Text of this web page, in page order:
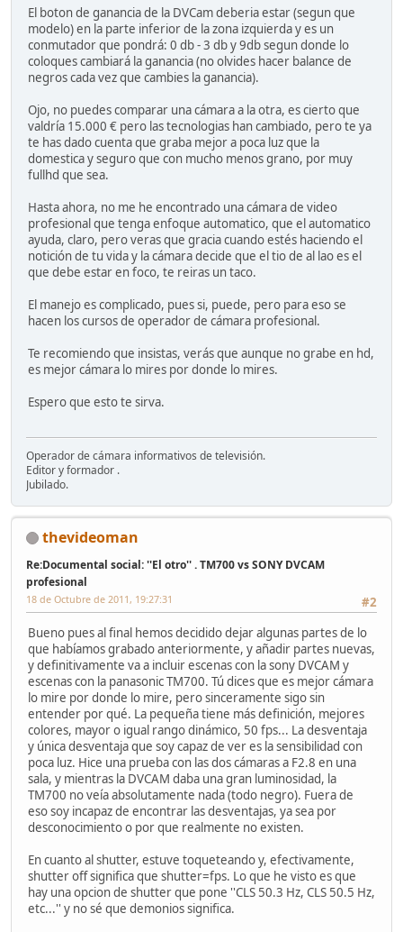
El boton de ganancia de la DVCam deberia estar (segun que
modelo) en la parte inferior de la zona izquierda y es un
conmutador que pondrá: 0 db - 3 db y 9db segun donde lo
coloques cambiará la ganancia (no olvides hacer balance de
negros cada vez que cambies la ganancia).
Ojo, no puedes comparar una cámara a la otra, es cierto que
valdría 15.000 € pero las tecnologias han cambiado, pero te ya
te has dado cuenta que graba mejor a poca luz que la
domestica y seguro que con mucho menos grano, por muy
fullhd que sea.
Hasta ahora, no me he encontrado una cámara de video
profesional que tenga enfoque automatico, que el automatico
ayuda, claro, pero veras que gracia cuando estés haciendo el
notición de tu vida y la cámara decide que el tio de al lao es el
que debe estar en foco, te reiras un taco.
El manejo es complicado, pues si, puede, pero para eso se
hacen los cursos de operador de cámara profesional.
Te recomiendo que insistas, verás que aunque no grabe en hd,
es mejor cámara lo mires por donde lo mires.
Espero que esto te sirva.
Operador de cámara informativos de televisión.
Editor y formador .
Jubilado.
thevideoman
Re:Documental social: ''El otro'' . TM700 vs SONY DVCAM
profesional
#2
18 de Octubre de 2011, 19:27:31
Bueno pues al final hemos decidido dejar algunas partes de lo
que habíamos grabado anteriormente, y añadir partes nuevas,
y definitivamente va a incluir escenas con la sony DVCAM y
escenas con la panasonic TM700. Tú dices que es mejor cámara
lo mire por donde lo mire, pero sinceramente sigo sin
entender por qué. La pequeña tiene más definición, mejores
colores, mayor o igual rango dinámico, 50 fps... La desventaja
y única desventaja que soy capaz de ver es la sensibilidad con
poca luz. Hice una prueba con las dos cámaras a F2.8 en una
sala, y mientras la DVCAM daba una gran luminosidad, la
TM700 no veía absolutamente nada (todo negro). Fuera de
eso soy incapaz de encontrar las desventajas, ya sea por
desconocimiento o por que realmente no existen.
En cuanto al shutter, estuve toqueteando y, efectivamente,
shutter off significa que shutter=fps. Lo que he visto es que
hay una opcion de shutter que pone ''CLS 50.3 Hz, CLS 50.5 Hz,
etc...'' y no sé que demonios significa.